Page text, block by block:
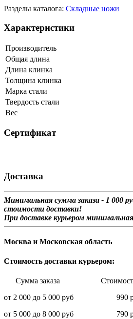
Разделы каталога: Складные ножи
Характеристики
Производитель
Общая длина
Длина клинка
Толщина клинка
Марка стали
Твердость стали
Вес
Сертификат
Доставка
Минимальная сумма заказа - 1 000
стоимости доставки!
При доставке курьером
Москва и Московская область
Стоимость доставки курьером:
Сумма заказа Стоимость
от 2 000 до 5 000 руб 990
от 5 000 до 8 000 руб 790